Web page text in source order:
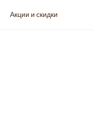
Акции и скидки